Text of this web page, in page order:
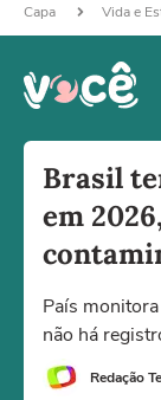
Capa Vida e
Brasil
em
País
não há
Redação